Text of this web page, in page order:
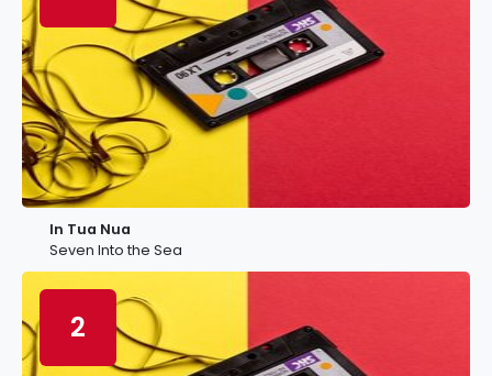
In Tua Nua
Seven Into the Sea
2